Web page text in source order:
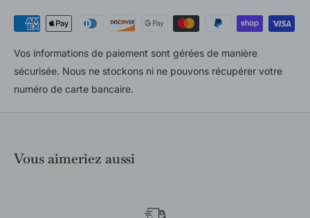
Vos informations de paiement sont gérées de manière
sécurisée. Nous ne stockons ni ne pouvons récupérer votre
numéro de carte bancaire.
Vous aimeriez aussi